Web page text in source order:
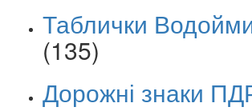
Таблички
(135)
Дорожні знаки